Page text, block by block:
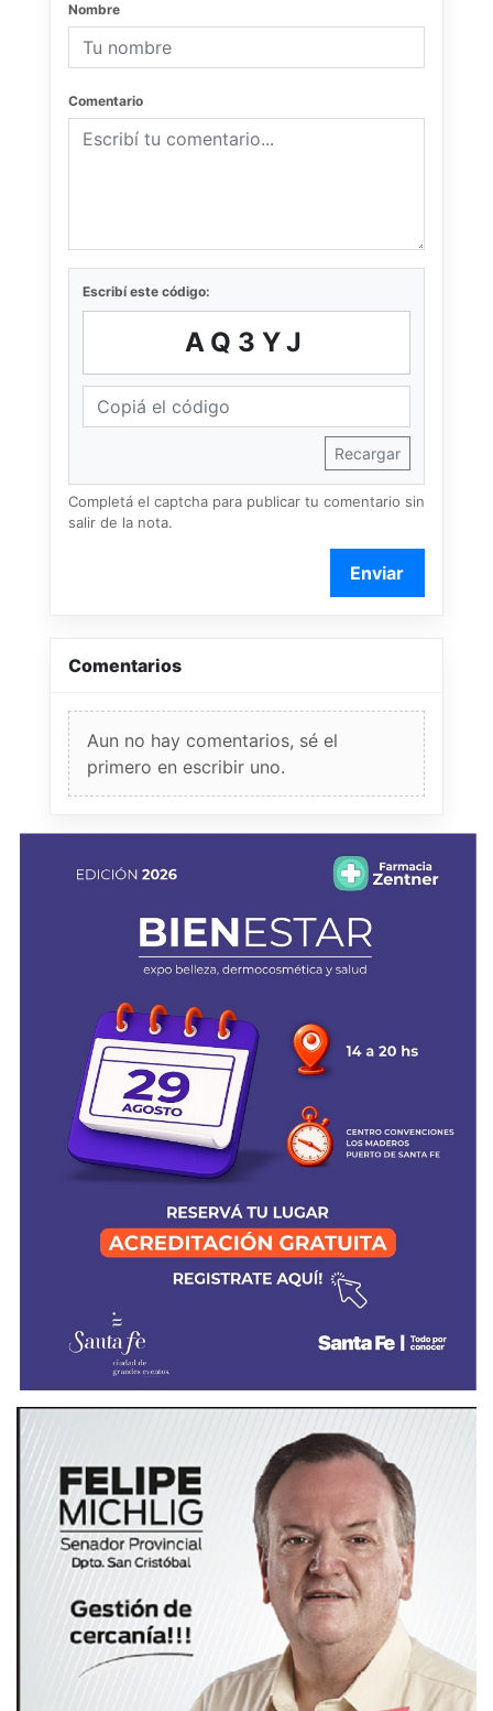
Nombre
Comentario
Escribí este código:
AQ3YJ
Recargar
Completá el captcha para publicar tu comentario sin
salir de la nota.
Enviar
Comentarios
Aun no hay comentarios, sé el
primero en escribir uno.